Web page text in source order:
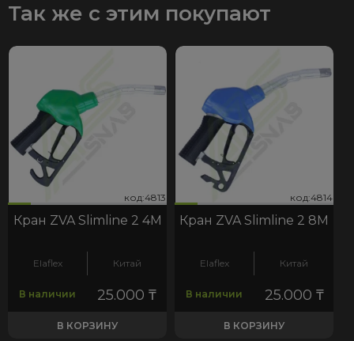
Так же с этим покупают
код:4813 код:4813
Кран ZVA Slimline 2 4М
Elaflex Китай
В наличии 25.000₸
В КОРЗИНУ
код:4814 код:4814
Кран ZVA Slimline 2 8М
Elaflex Китай
В наличии 25.000 ₸
В КОРЗИНУ